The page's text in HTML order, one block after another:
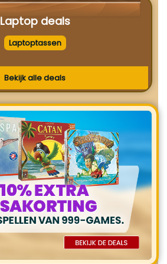
Laptop deals
Laptoptassen
Bekijk alle deals